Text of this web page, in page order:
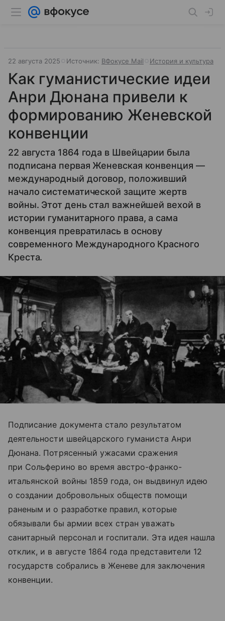
22 августа 2025 Источник: ВФокусе Mail История и культура
Как гуманистические идеи
Анри Дюнана привели к
формированию Женевской
конвенции
22 августа 1864 года в Швейцарии была
подписана первая Женевская конвенция —
международный договор, положивший
начало систематической защите жертв
войны. Этот день стал важнейшей вехой в
истории гуманитарного права, а сама
конвенция превратилась в основу
современного Международного Красного
Креста.
Подписание документа стало результатом
деятельности швейцарского гуманиста Анри
Дюнана. Потрясенный ужасами сражения
при Сольферино во время австро-франко-
итальянской войны 1859 года, он выдвинул идею
о создании добровольных обществ помощи
раненым и о разработке правил, которые
обязывали бы армии всех стран уважать
санитарный персонал и госпитали. Эта идея нашла
отклик, и в августе 1864 года представители 12
государств собрались в Женеве для заключения
конвенции.